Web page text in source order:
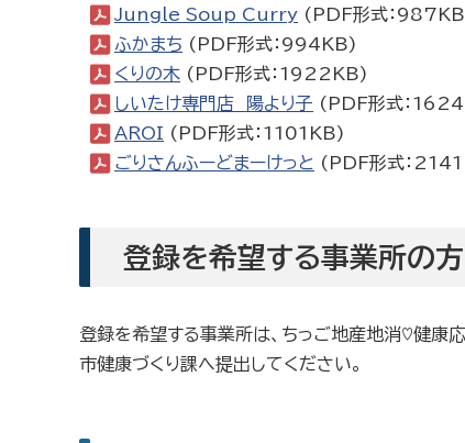
Jungle Soup Curry (PDF形式：
ふかまち (PDF形式：994KB)
くりの木 (PDF形式：1922KB)
しいたけ専門店 陽より子 (PDF形式：
AROI (PDF形式：1101KB)
ごりさんふーどまーけっと (PDF形式：
登録を希望する事業所の
登録を希望する事業所は、ちっご地産地消♡健康
市健康づくり課へ提出してください。